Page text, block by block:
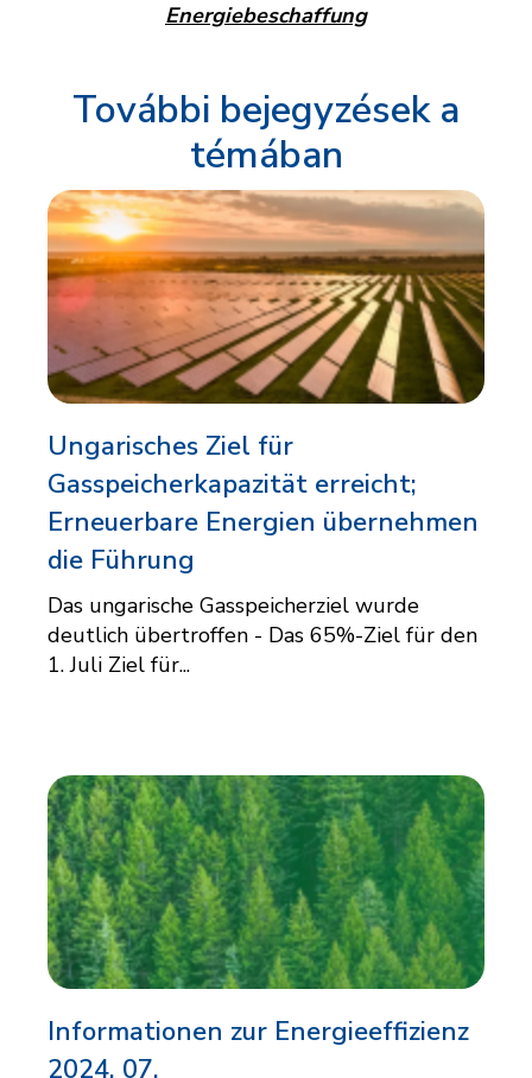
Energiebeschaffung
További bejegyzések a
témában
Ungarisches Ziel für
Gasspeicherkapazität erreicht;
Erneuerbare Energien übernehmen
die Führung
Das ungarische Gasspeicherziel wurde
deutlich übertroffen - Das 65%-Ziel für den
1. Juli Ziel für...
Informationen zur Energieeffizienz
2024. 07.